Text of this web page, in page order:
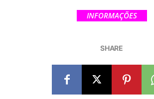
INFORMAÇÕES
SHARE